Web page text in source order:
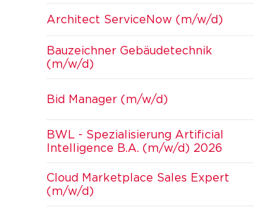
Architect ServiceNow (m/w/d)
Bauzeichner Gebäudetechnik
(m/w/d)
Bid Manager (m/w/d)
BWL - Spezialisierung Artificial
Intelligence B.A. (m/w/d) 2026
Cloud Marketplace Sales Expert
(m/w/d)